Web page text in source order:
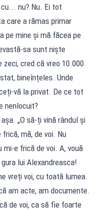
nu? Nu. Ei tot
care a rămas primar
pe mine și mă făcea pe
sa sunt niște
cred că vreo 10.000
bineînțeles. Unde
vă la privat. De ce tot
nenlocuit?
„O să-ți vină rândul și
mă, de voi. Nu
e frică de voi. A, vouă
lui Alexandreasca!
vreți voi, cu toată lumea.
am acte, am documente.
de voi, ca să fie foarte